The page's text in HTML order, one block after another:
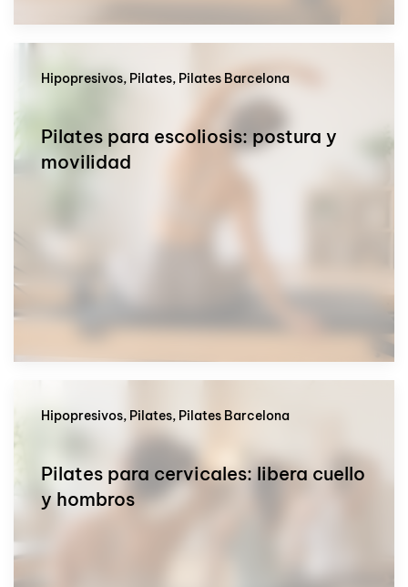
Hipopresivos, Pilates, Pilates Barcelona
Pilates para escoliosis: postura y
movilidad
Hipopresivos, Pilates, Pilates Barcelona
Pilates para cervicales: libera cuello
y hombros